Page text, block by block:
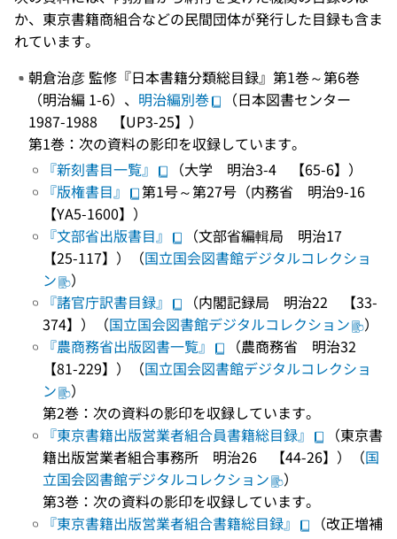
か、東京書籍商組合などの民間団体が発行した目録も含ま
れています。
朝倉治彦 監修『日本書籍分類総目録』第1巻～第6巻
（明治編 1-6）、 明治編別巻
（日本図書センター
1987-1988 【UP3-25】）
第1巻：次の資料の影印を収録しています。
『新刻書目一覧』
（大学 明治3-4 【65-6】）
『版権書目』
第1号～第27号（内務省 明治9-16
【YA5-1600】）
『文部省出版書目』
（文部省編輯局 明治17
【25-117】）（国立国会図書館デジタルコレクショ
ン
）
『諸官庁訳書目録』
（内閣記録局 明治22 【33-
374】）（国立国会図書館デジタルコレクション
）
『農商務省出版図書一覧』
（農商務省 明治32
【81-229】）（国立国会図書館デジタルコレクショ
ン
）
第2巻：次の資料の影印を収録しています。
『東京書籍出版営業者組合員書籍総目録』
（東京書
籍出版営業者組合事務所 明治26 【44-26】）（国
立国会図書館デジタルコレクション
）
第3巻：次の資料の影印を収録しています。
『東京書籍出版営業者組合書籍総目録』
（改正増補